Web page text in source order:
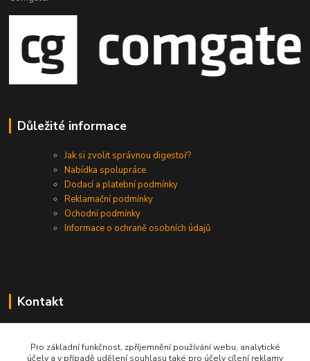
Důležité informace
Jak si zvolit správnou digestoř?
Nabídka spolupráce
Dodací a platební podmínky
Reklamační podmínky
Ochodní podmínky
Informace o ochraně osobních údajů
Kontakt
Pro základní funkčnost, zpříjemnění používání webu, analytické
účely a v případě udělení souhlasu také pro účely cílení reklamy